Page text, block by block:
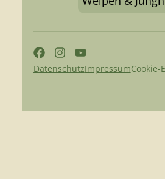
DatenschutzImpressumCookie-